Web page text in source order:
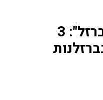
זה לא רק "לקשור ברזל": 3